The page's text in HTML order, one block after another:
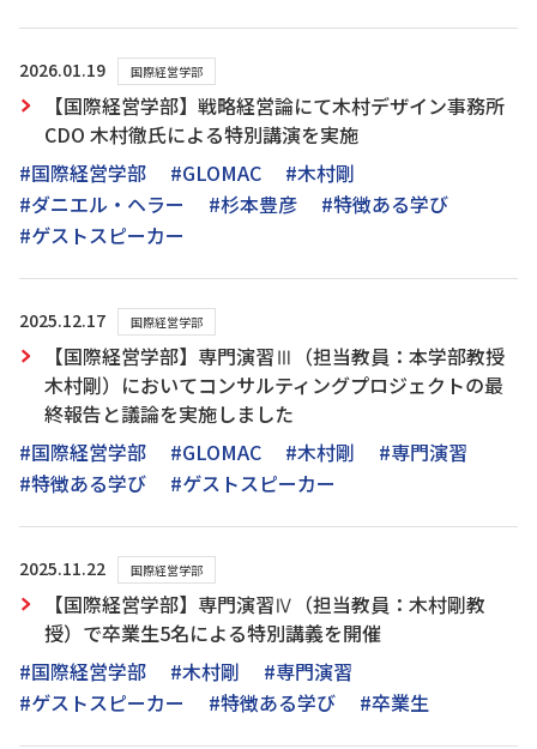
2026.01.19 国際経営学部
【国際経営学部】戦略経営論にて木村デザイン事務所
CDO 木村徹氏による特別講演を実施
#国際経営学部
#GLOMAC
#木村剛
#ダニエル・ヘラー
#杉本豊彦
#特徴ある学び
#ゲストスピーカー
2025.12.17 国際経営学部
【国際経営学部】専門演習Ⅲ（担当教員：本学部教授
木村剛）においてコンサルティングプロジェクトの最
終報告と議論を実施しました
#国際経営学部
#GLOMAC #木村剛
#専門演習
#特徴ある学び
#ゲストスピーカー
2025.11.22 国際経営学部
【国際経営学部】専門演習Ⅳ（担当教員：木村剛教
授）で卒業生5名による特別講義を開催
#国際経営学部
#木村剛
#専門演習
#ゲストスピーカー
#特徴ある学び #卒業生